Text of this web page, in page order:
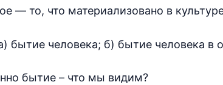
— то, что материализовано в
бытие человека; б) бытие человека в
бытие – что мы видим?